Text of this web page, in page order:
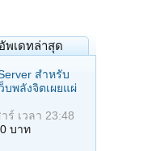
อัพเดทล่าสุด
สำหรับ
บพลังจิตเผยแผ่
าร์ เวลา 23:48
บาท